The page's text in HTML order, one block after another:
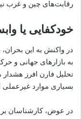
رقابت‌های چین و غرب
خودکفایی یا
در واکنش به این
به بازارهای جهانی و
تحلیل فارن افرز هشدار
بسیاری موارد
در عوض، کارشناسان بر